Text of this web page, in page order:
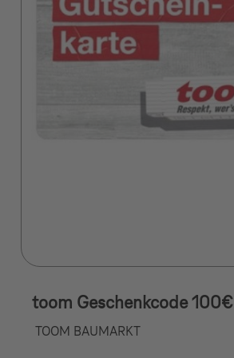
toom Geschenkcode 100€
TOOM BAUMARKT